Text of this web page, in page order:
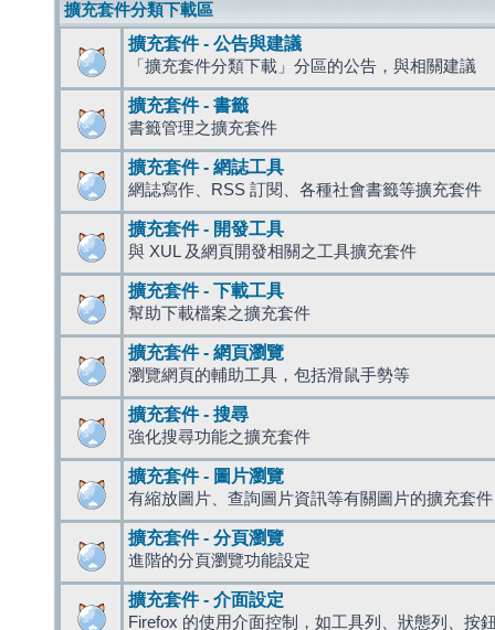
擴充套件分類下載區
擴充套件 - 公告與建議
「擴充套件分類下載」分區的公告，與相關建議
擴充套件 - 書籤
書籤管理之擴充套件
擴充套件 - 網誌工具
網誌寫作、RSS 訂閱、各種社會書籤等擴充套件
擴充套件 - 開發工具
與 XUL 及網頁開發相關之工具擴充套件
擴充套件 - 下載工具
幫助下載檔案之擴充套件
擴充套件 - 網頁瀏覽
瀏覽網頁的輔助工具，包括滑鼠手勢等
擴充套件 - 搜尋
強化搜尋功能之擴充套件
擴充套件 - 圖片瀏覽
有縮放圖片、查詢圖片資訊等有關圖片的擴充套件
擴充套件 - 分頁瀏覽
進階的分頁瀏覽功能設定
擴充套件 - 介面設定
Firefox 的使用介面控制，如工具列、狀態列、按